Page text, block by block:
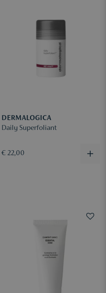
DERMALOGICA
Daily Superfoliant
€ 22,00